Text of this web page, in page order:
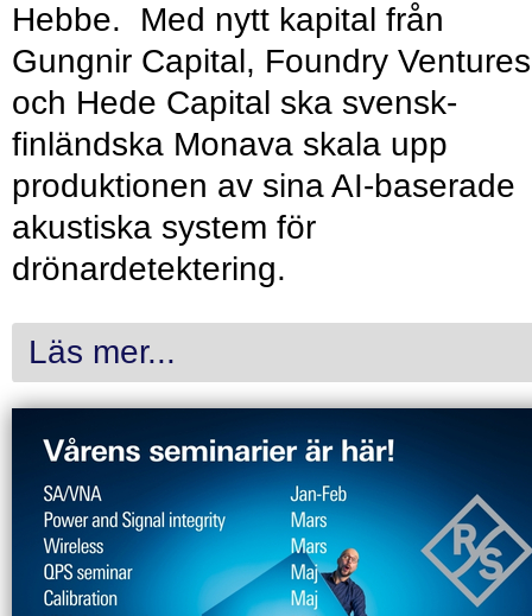
Hebbe. Med nytt kapital från
Gungnir Capital, Foundry Ventures
och Hede Capital ska svensk-
finländska Monava skala upp
produktionen av sina AI-baserade
akustiska system för
drönardetektering.
Läs mer...